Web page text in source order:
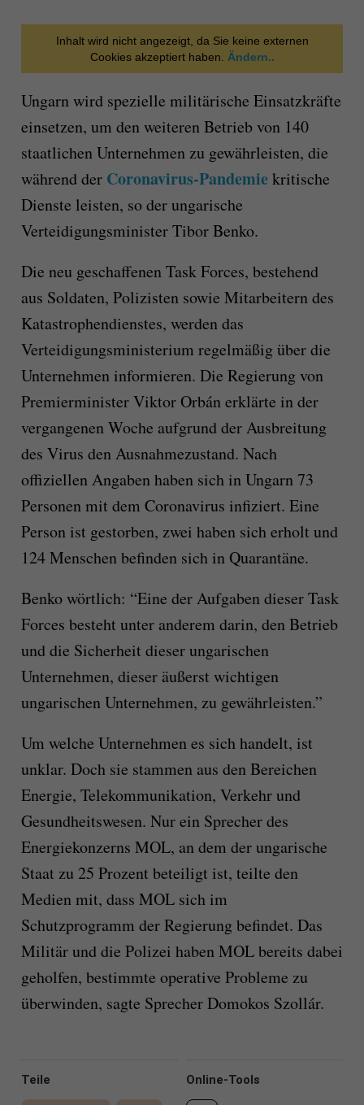
Inhalt wird nicht angezeigt, da Sie keine externen
Cookies akzeptiert haben.
Ändern..
Ungarn wird spezielle militärische Einsatzkräfte
einsetzen, um den weiteren Betrieb von 140
staatlichen Unternehmen zu gewährleisten, die
während der Coronavirus-Pandemiekritische
Dienste leisten, so der ungarische
Verteidigungsminister Tibor Benko.
Die neu geschaffenen Task Forces, bestehend
aus Soldaten, Polizisten sowie Mitarbeitern des
Katastrophendienstes, werden das
Verteidigungsministerium regelmäßig über die
Unternehmen informieren. Die Regierung von
Premierminister Viktor Orbán erklärte in der
vergangenen Woche aufgrund der Ausbreitung
des Virus den Ausnahmezustand. Nach
offiziellen Angaben haben sich in Ungarn 73
Personen mit dem Coronavirus infiziert. Eine
Person ist gestorben, zwei haben sich erholt und
124 Menschen befinden sich in Quarantäne.
Benko wörtlich: “Eine der Aufgaben dieser Task
Forces besteht unter anderem darin, den Betrieb
und die Sicherheit dieser ungarischen
Unternehmen, dieser äußerst wichtigen
ungarischen Unternehmen, zu gewährleisten.”
Um welche Unternehmen es sich handelt, ist
unklar. Doch sie stammen aus den Bereichen
Energie, Telekommunikation, Verkehr und
Gesundheitswesen. Nur ein Sprecher des
Energiekonzerns MOL, an dem der ungarische
Staat zu 25 Prozent beteiligt ist, teilte den
Medien mit, dass MOL sich im
Schutzprogramm der Regierung befindet. Das
Militär und die Polizei haben MOL bereits dabei
geholfen, bestimmte operative Probleme zu
überwinden, sagte Sprecher Domokos Szollár.
Online-Tools
Teile